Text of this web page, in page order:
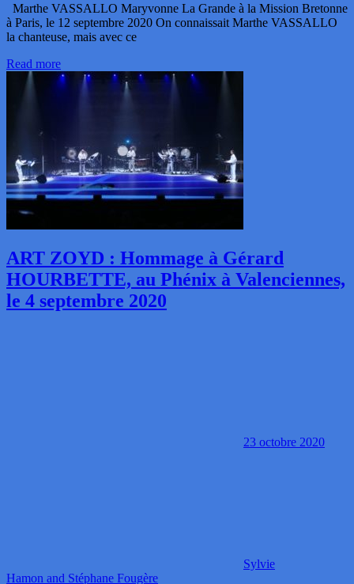
Marthe VASSALLO Maryvonne La Grande à la Mission Bretonne
à Paris, le 12 septembre 2020 On connaissait Marthe VASSALLO
la chanteuse, mais avec ce
Read more
ART ZOYD : Hommage à Gérard
HOURBETTE, au Phénix à Valenciennes,
le 4 septembre 2020
23 octobre 2020
Sylvie
Hamon and Stéphane Fougère